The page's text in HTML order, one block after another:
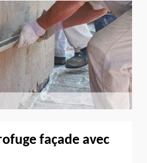
façade avec